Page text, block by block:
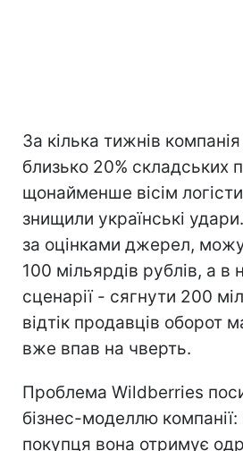
За кілька тижнів
близько 20% складських
щонайменше вісім
знищили українські
за оцінками джерел,
100 мільярдів рублів, а в
сценарії - сягнути 200
відтік продавців оборот
вже впав на чверть.
Проблема Wildberries
бізнес-моделлю компанії:
покупця вона отримує